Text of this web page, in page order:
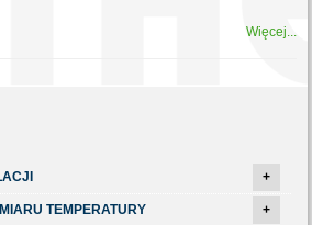
Więcej...
+
TEMPERATURY +